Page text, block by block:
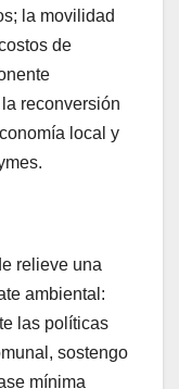
la movilidad
de
reconversión
local y
relieve una
ambiental:
las políticas
sostengo
mínima